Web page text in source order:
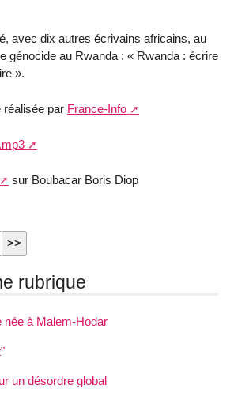
avec dix autres écrivains africains, au
génocide au Rwanda : « Rwanda : écrire
».
réalisée par France-Info
sur Boubacar Boris Diop
rubrique
née à Malem-Hodar
un désordre global